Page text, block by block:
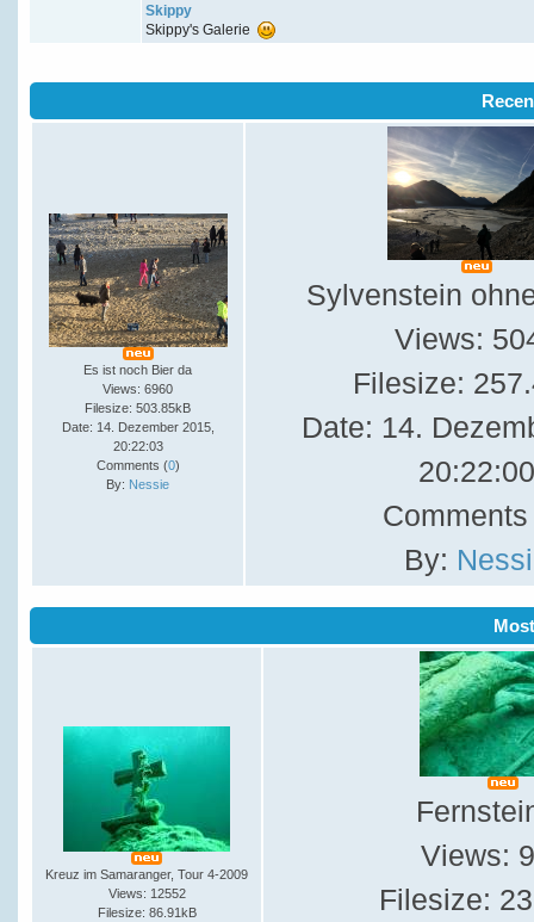
Skippy
Skippy's Galerie
Es ist noch Bier da
Views: 6960
Filesize: 503.85kB
Date: 14. Dezember 2015,
20:22:03
Comments (0)
By: Nessie
Sylvenstein
Views:
Filesize:
Date: 14.
20:22:00
Comments
By:
Kreuz im Samaranger, Tour 4-2009
Views: 12552
Filesize: 86.91kB
Views:
Filesize: